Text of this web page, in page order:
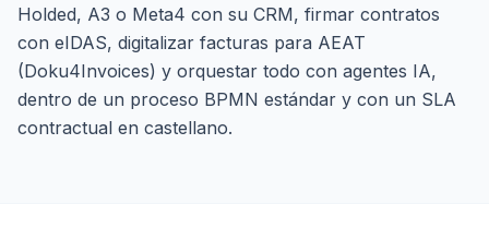
Holded, A3 o Meta4 con su CRM, firmar contratos
con eIDAS, digitalizar facturas para AEAT
(Doku4Invoices) y orquestar todo con agentes IA,
dentro de un proceso BPMN estándar y con un SLA
contractual en castellano.